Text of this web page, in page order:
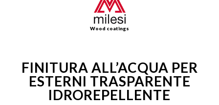
Wood coatings
FINITURA ALL’ACQUA PER
ESTERNI TRASPARENTE
IDROREPELLENTE